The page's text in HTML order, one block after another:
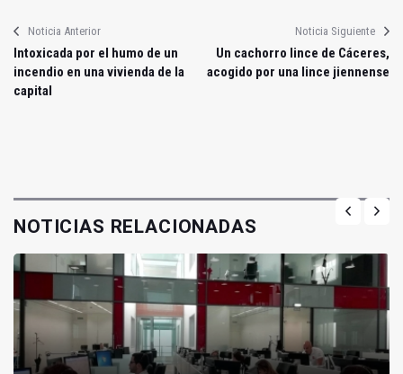
Noticia Anterior
Intoxicada por el humo de un
incendio en una vivienda de la
capital
Noticia Siguiente
Un cachorro lince de Cáceres,
acogido por una lince jiennense
NOTICIAS RELACIONADAS